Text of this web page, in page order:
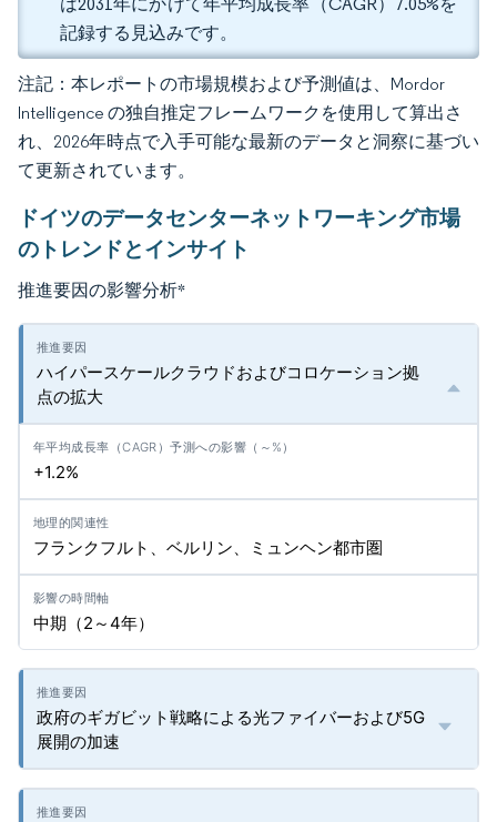
記録する見込みです。
注記：本レポートの市場規模および予測値は、Mordor
Intelligence の独自推定フレームワークを使用して算出さ
れ、2026年時点で入手可能な最新のデータと洞察に基づい
て更新されています。
ドイツのデータセンターネットワーキング市場
のトレンドとインサイト
推進要因の影響分析*
ハイパースケールクラウドおよびコロケーション拠
点の拡大
+1.2%
フランクフルト、ベルリン、ミュンヘン都市圏
中期（2～4年）
政府のギガビット戦略による光ファイバーおよび5G
展開の加速